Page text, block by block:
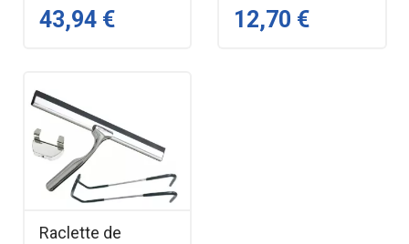
43,94 € 12,70 €
Raclette de